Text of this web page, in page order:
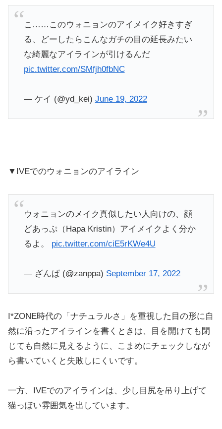
こ……このウォニョンのアイメイク好きすぎ
る、どーしたらこんなガチの目の延長みたい
な綺麗なアイラインが引けるんだ
pic.twitter.com/SMfjh0fbNC
— ケイ (@yd_kei) June 19, 2022
▼IVEでのウォニョンのアイライン
ウォニョンのメイク真似したい人向けの、顔
どあっぷ（Hapa Kristin）アイメイクよく分か
るよ。 pic.twitter.com/ciE5rKWe4U
— ざんぱ (@zanppa) September 17, 2022
I*ZONE時代の「ナチュラルさ」を重視した目の形に自
然に沿ったアイラインを書くときは、目を開けても閉
じても自然に見えるように、こまめにチェックしなが
ら書いていくと失敗しにくいです。
一方、IVEでのアイラインは、少し目尻を吊り上げて
猫っぽい雰囲気を出しています。